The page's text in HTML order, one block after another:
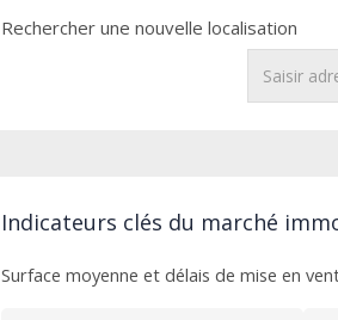
Rechercher une nouvelle localisation
Indicateurs clés du marché
Surface moyenne et délais de mise en